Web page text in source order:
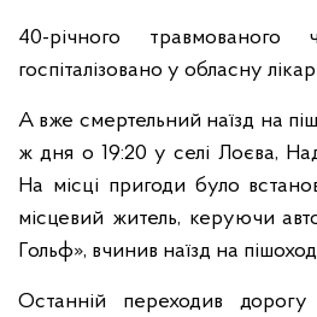
40-річного травмованого
госпіталізовано у обласну
А вже смертельний наїзд на
ж дня о 19:20 у селі Лоєва,
На місці пригоди було
місцевий житель, керуючи
Гольф», вчинив наїзд на
Останній переходив